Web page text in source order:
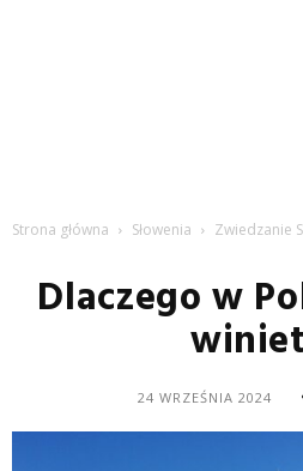
Strona główna Słowenia Zwiedzanie
Dlaczego w
24 WRZEŚNIA 2024